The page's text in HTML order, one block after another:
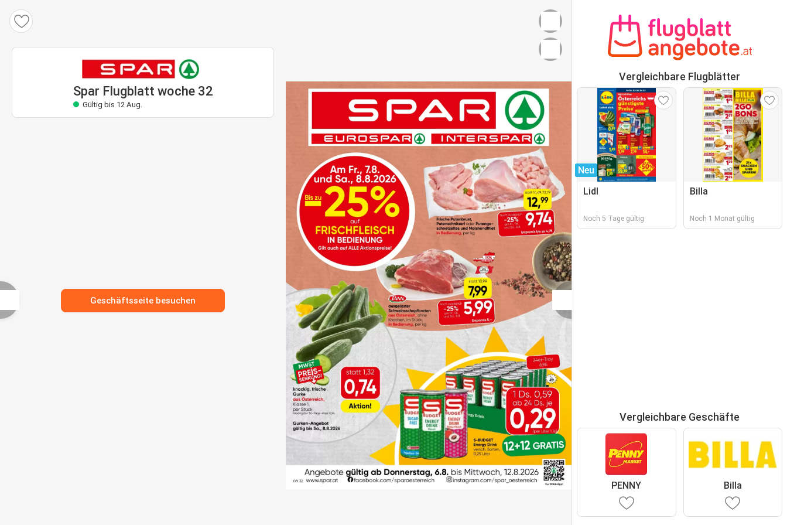
Spar Flugblatt woche 32
Gültig bis 12 Aug.
Geschäftsseite besuchen
Vergleichbare Flugblätter
Neu
Lidl
Noch 5 Tage gültig
Billa
Noch 1 Monat gültig
Vergleichbare Geschäfte
PENNY Billa